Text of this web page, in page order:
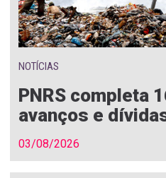
NOTÍCIAS
PNRS completa
avanços e
03/08/2026